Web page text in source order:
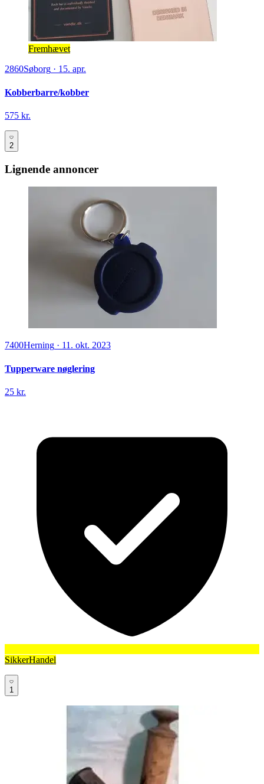
Fremhævet
2860Søborg · 15. apr.
Kobberbarre/kobber
575 kr.
2
Lignende annoncer
7400Herning · 11. okt. 2023
Tupperware nøglering
25 kr.
SikkerHandel
1